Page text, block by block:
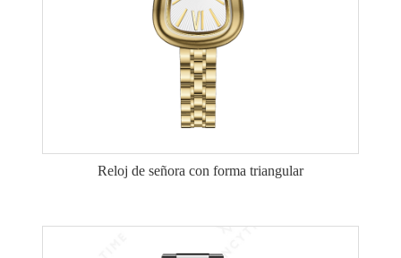
Reloj de señora con forma triangular